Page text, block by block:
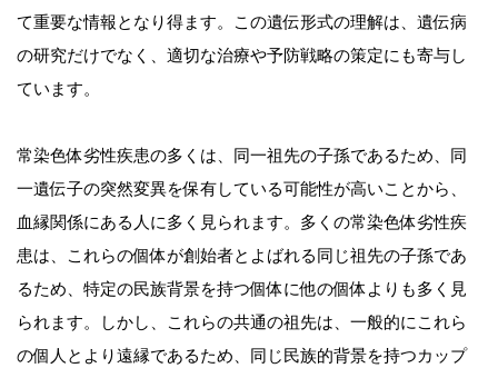
て重要な情報となり得ます。この遺伝形式の理解は、遺伝病
の研究だけでなく、適切な治療や予防戦略の策定にも寄与し
ています。
常染色体劣性疾患の多くは、同一祖先の子孫であるため、同
一遺伝子の突然変異を保有している可能性が高いことから、
血縁関係にある人に多く見られます。多くの常染色体劣性疾
患は、これらの個体が創始者とよばれる同じ祖先の子孫であ
るため、特定の民族背景を持つ個体に他の個体よりも多く見
られます。しかし、これらの共通の祖先は、一般的にこれら
の個人とより遠縁であるため、同じ民族的背景を持つカップ